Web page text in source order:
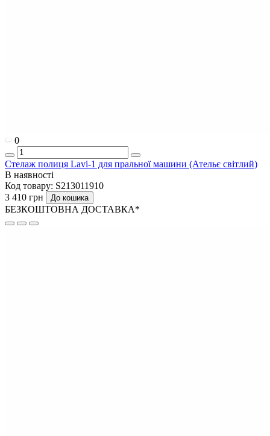
0
Стелаж полиця Lavi-1 для пральної машини (Ательє світлий)
В наявності
Код товару: S213011910
3 410 грн
До кошика
БЕЗКОШТОВНА ДОСТАВКА*